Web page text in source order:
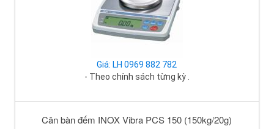
Giá: LH 0969 882 782
- Theo chính sách từng kỳ .
Cân bàn đếm INOX Vibra PCS 150 (150kg/20g)